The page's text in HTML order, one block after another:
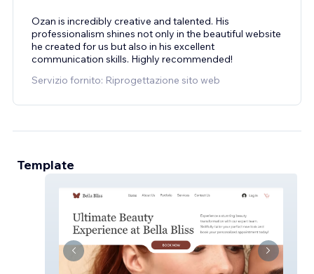
Ozan is incredibly creative and talented. His
professionalism shines not only in the beautiful website
he created for us but also in his excellent
communication skills. Highly recommended!
Servizio fornito: Riprogettazione sito web
Template